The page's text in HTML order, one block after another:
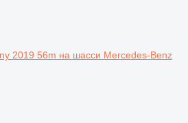
2019 56m на шасси Mercedes-Benz